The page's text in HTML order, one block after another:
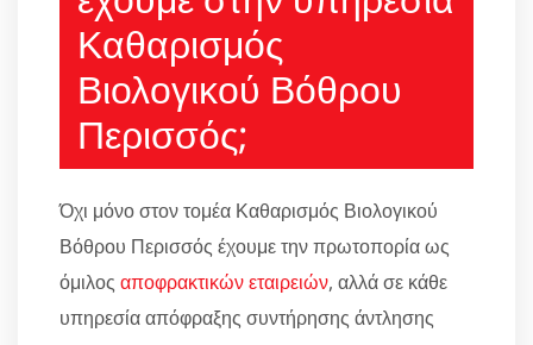
Καθαρισμός
Βιολογικού Βόθρου
Περισσός;
Όχι μόνο στον τομέα Καθαρισμός Βιολογικού
Βόθρου Περισσός έχουμε την πρωτοπορία ως
όμιλος αποφρακτικών εταιρειών, αλλά σε κάθε
υπηρεσία απόφραξης συντήρησης άντλησης